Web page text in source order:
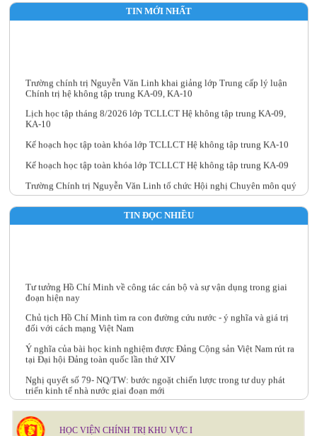
TIN MỚI NHẤT
Chính trị hệ không tập trung KA-09, KA-10
Lịch học tập tháng 8/2026 lớp TCLLCT Hệ không tập trung KA-09,
KA-10
Kế hoạch học tập toàn khóa lớp TCLLCT Hệ không tập trung KA-10
Kế hoạch học tập toàn khóa lớp TCLLCT Hệ không tập trung KA-09
Trường Chính trị Nguyễn Văn Linh tổ chức Hội nghị Chuyên môn quý
III năm 2026
TIN ĐỌC NHIỀU
đoạn hiện nay
Chủ tịch Hồ Chí Minh tìm ra con đường cứu nước - ý nghĩa và giá trị
đối với cách mạng Việt Nam
Ý nghĩa của bài học kinh nghiệm được Đảng Cộng sản Việt Nam rút ra
tại Đại hội Đảng toàn quốc lần thứ XIV
Nghị quyết số 79- NQ/TW: bước ngoặt chiến lược trong tư duy phát
triển kinh tế nhà nước giai đoạn mới
Kế hoạch giảng dạy - học tập lớp BD kiến thức, kỹ năng đối với cán bộ,
HỌC VIỆN CHÍNH TRỊ KHU VỰC I